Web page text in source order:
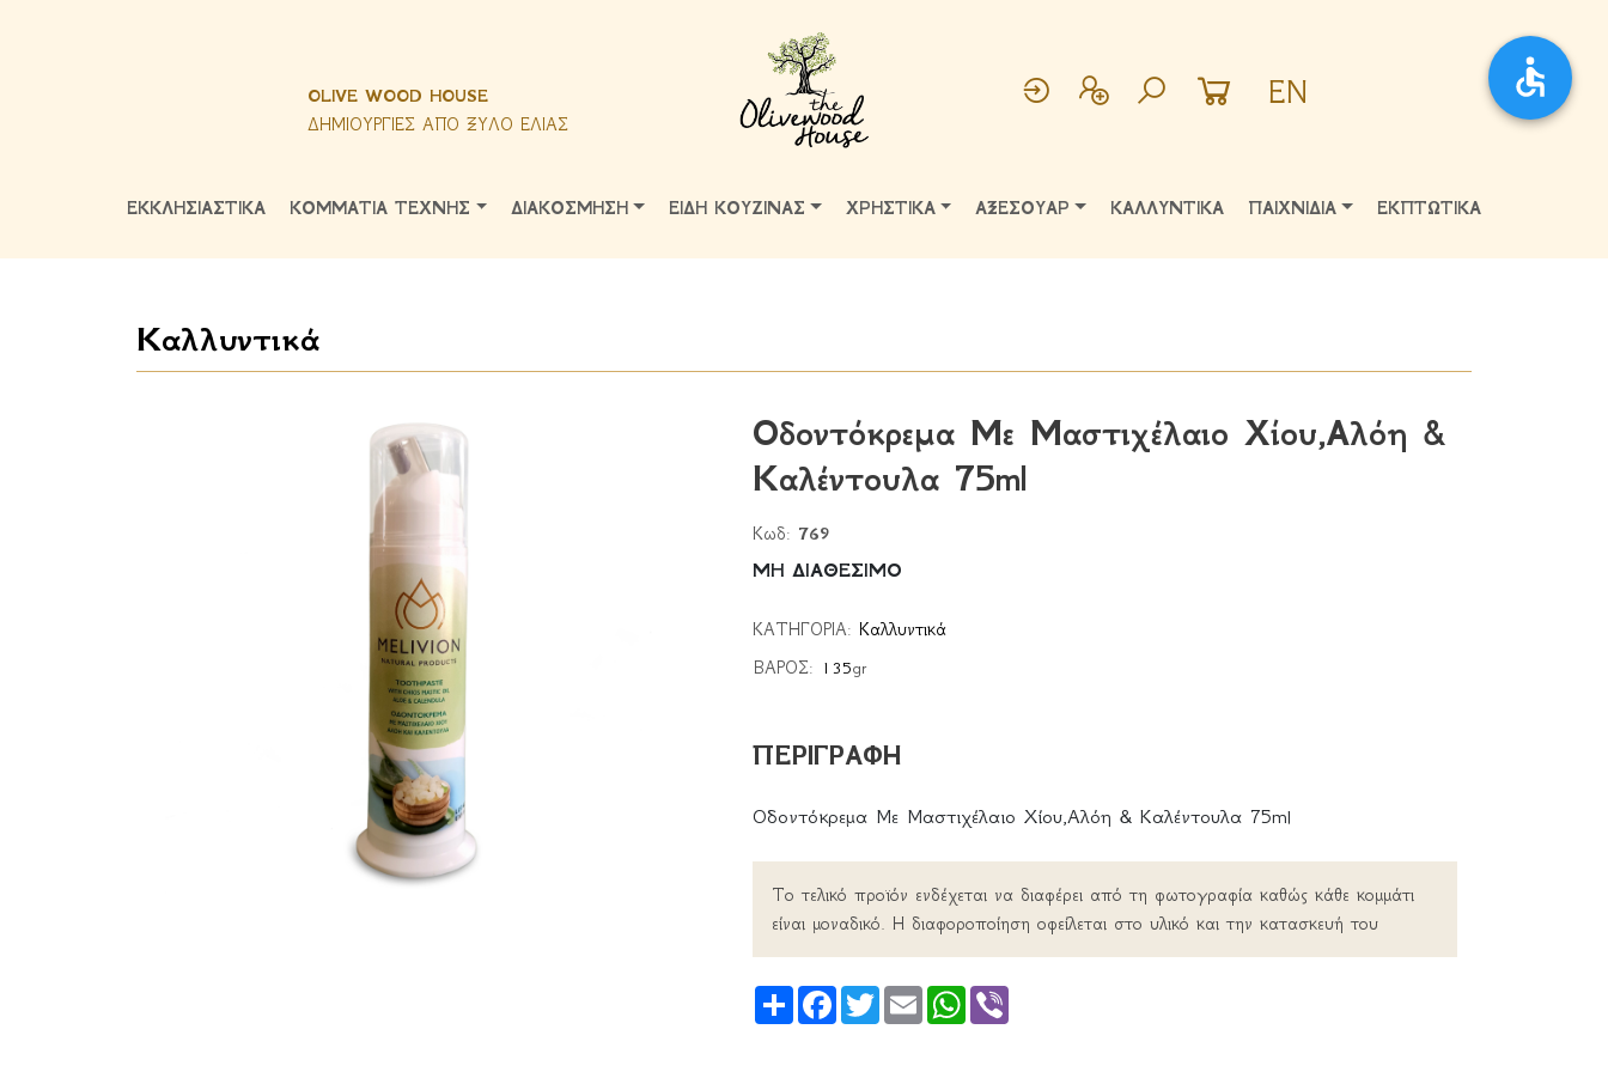
OLIVE WOOD HOUSE
ΔΗΜΙΟΥΡΓΙΕΣ ΑΠΟ ΞΥΛΟ ΕΛΙΑΣ
EN
ΕΚΚΛΗΣΙΑΣΤΙΚΑ ΚΟΜΜΑΤΙΑ ΤΕΧΝΗΣ ΔΙΑΚΟΣΜΗΣΗ ΕΙΔΗ ΚΟΥΖΙΝΑΣ ΧΡΗΣΤΙΚΑ ΑΞΕΣΟΥΑΡ ΚΑΛΛΥΝΤΙΚΑ ΠΑΙΧΝΙΔΙΑ ΕΚΠΤΩΤΙΚΑ
Καλλυντικά
Οδοντόκρεμα Με Μαστιχέλαιο Χίου,Αλόη &
Καλέντουλα 75ml
Κωδ: 769
ΜΗ ΔΙΑΘΕΣΙΜΟ
ΚΑΤΗΓΟΡΙΑ: Καλλυντικά
ΒΑΡΟΣ: 135gr
ΠΕΡΙΓΡΑΦΗ
Οδοντόκρεμα Με Μαστιχέλαιο Χίου,Αλόη & Καλέντουλα 75ml
Το τελικό προϊόν ενδέχεται να διαφέρει από τη φωτογραφία καθώς κάθε κομμάτι
είναι μοναδικό. Η διαφοροποίηση οφείλεται στο υλικό και την κατασκευή του
Share FacebookTwitterEmail WhatsApp